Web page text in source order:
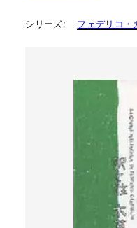
シリーズ: フェデリコ・